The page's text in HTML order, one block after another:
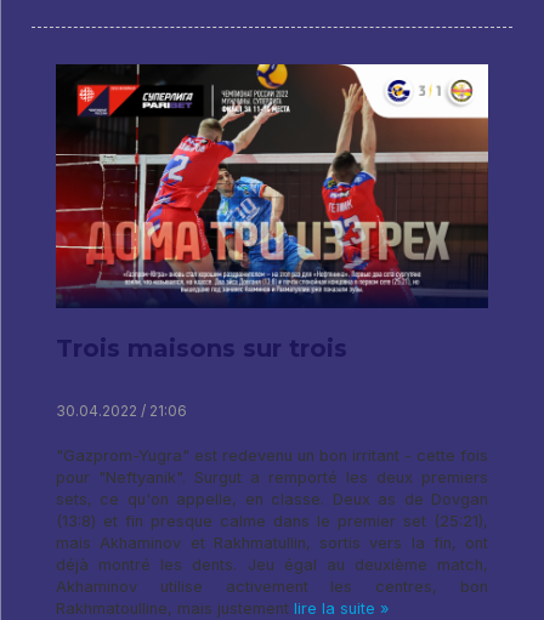
Trois maisons sur trois
30.04.2022 / 21:06
"Gazprom-Yugra" est redevenu un bon irritant - cette fois
pour "Neftyanik". Surgut a remporté les deux premiers
sets, ce qu'on appelle, en classe. Deux as de Dovgan
(13:8) et fin presque calme dans le premier set (25:21),
mais Akhaminov et Rakhmatullin, sortis vers la fin, ont
déjà montré les dents. Jeu égal au deuxième match,
Akhaminov utilise activement les centres, bon
Rakhmatoulline, mais justement lire la suite »